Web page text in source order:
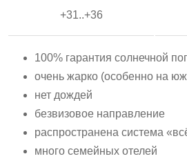
+31..+36
100% гарантия солнечной
очень жарко (особенно на
нет дождей
безвизовое направление
распространена система
много семейных отелей